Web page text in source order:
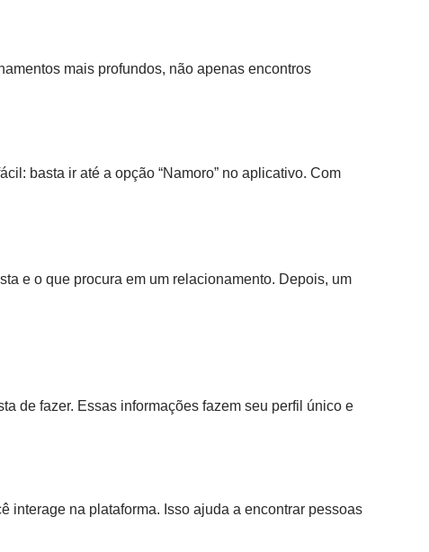
mais profundos, não apenas encontros
basta ir até a opção “Namoro” no aplicativo. Com
e o que procura em um relacionamento. Depois, um
de fazer. Essas informações fazem seu perfil único e
interage na plataforma. Isso ajuda a encontrar pessoas